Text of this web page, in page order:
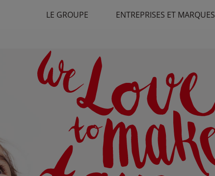
LE GROUPE ENTREPRISES ET MARQUES